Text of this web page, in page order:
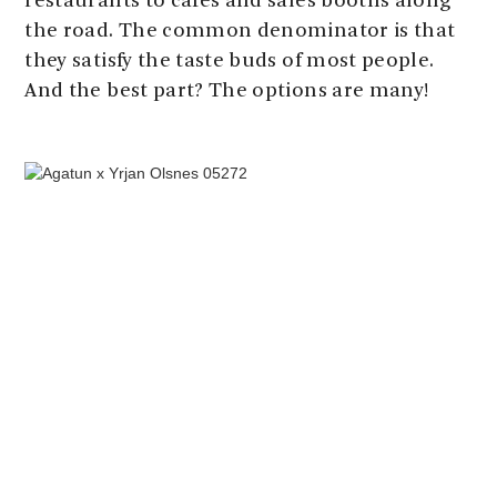
the road. The common denominator is that
they satisfy the taste buds of most people.
And the best part? The options are many!